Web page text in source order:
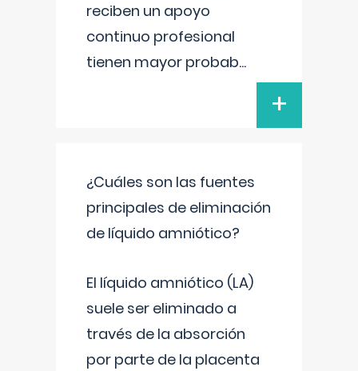
reciben un apoyo
continuo profesional
tienen mayor probab...
+
¿Cuáles son las fuentes
principales de eliminación
de líquido amniótico?
El líquido amniótico (LA)
suele ser eliminado a
través de la absorción
por parte de la placenta